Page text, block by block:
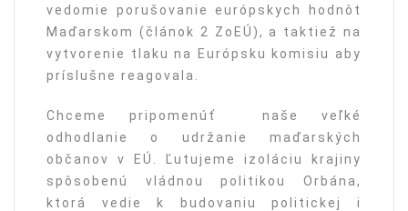
vedomie porušovanie európskych hodnôt
Maďarskom (článok 2 ZoEÚ), ​​a taktiež na
vytvorenie tlaku na Európsku komisiu aby
príslušne reagovala.
Chceme pripomenúť naše veľké
odhodlanie o udržanie maďarských
občanov v EÚ. Ľutujeme izoláciu krajiny
spôsobenú vládnou politikou Orbána,
ktorá vedie k budovaniu politickej i